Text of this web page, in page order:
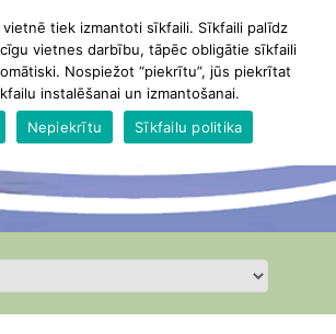
tiek izmantoti sīkfaili. Sīkfaili palīdz
vietnes darbību, tāpēc obligātie sīkfaili
Nospiežot “piekrītu”, jūs piekrītat
instalēšanai un izmantošanai.
Nepiekrītu Sīkfailu politika